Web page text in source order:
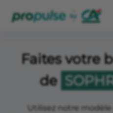
Faites votre
de
Utilisez notre